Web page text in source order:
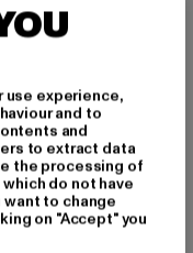
CLASSICS
Cargo Twill Jogging
use experience,
and to
and
to extract data
the processing of
do not have
to change
on "Accept" you